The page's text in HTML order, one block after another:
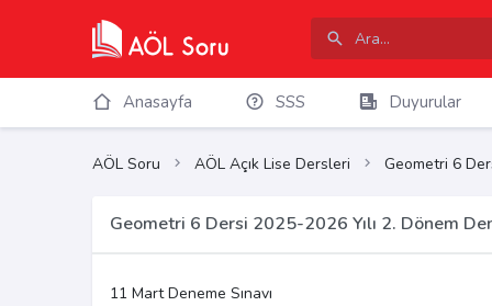
Anasayfa SSS Duyurular
AÖL Soru AÖL Açık Lise Dersleri Geometri 6
Geometri 6 Dersi 2025-2026 Yılı 2. Dönem
11 Mart Deneme Sınavı